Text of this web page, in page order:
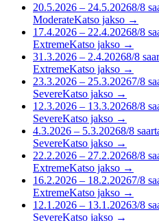
20.5.2026 – 24.5.20268/8
ModerateKatso jakso →
17.4.2026 – 22.4.20268/8
ExtremeKatso jakso →
31.3.2026 – 2.4.20268/8
ExtremeKatso jakso →
23.3.2026 – 25.3.20267/8
SevereKatso jakso →
12.3.2026 – 13.3.20268/8
SevereKatso jakso →
4.3.2026 – 5.3.20268/8
SevereKatso jakso →
22.2.2026 – 27.2.20268/8
ExtremeKatso jakso →
16.2.2026 – 18.2.20267/8
ExtremeKatso jakso →
12.1.2026 – 13.1.20263/8
SevereKatso jakso →